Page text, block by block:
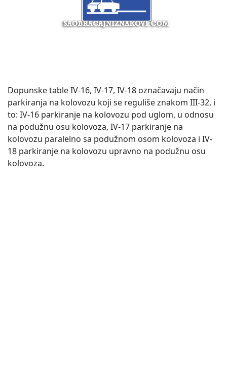
Dopunske table IV-16, IV-17, IV-18 označavaju način
parkiranja na kolovozu koji se reguliše znakom III-32, i
to: IV-16 parkiranje na kolovozu pod uglom, u odnosu
na podužnu osu kolovoza, IV-17 parkiranje na
kolovozu paralelno sa podužnom osom kolovoza i IV-
18 parkiranje na kolovozu upravno na podužnu osu
kolovoza.